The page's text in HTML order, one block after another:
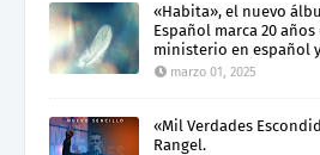
«Habita», el nuevo
Español marca 20
ministerio en español
marzo 01, 2025
«Mil Verdades
Rangel.